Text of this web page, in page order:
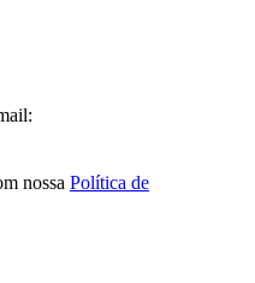
nossa Política de